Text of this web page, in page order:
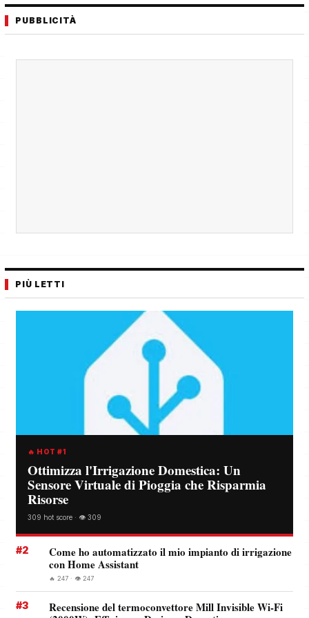
PUBBLICITÀ
PIÙ LETTI
🔥 HOT #1
Ottimizza l'Irrigazione Domestica: Un
Sensore Virtuale di Pioggia che Risparmia
Risorse
309 hot score · 👁️ 309
#2
Come ho automatizzato il mio impianto di irrigazione
con Home Assistant
🔥 247 · 👁️ 247
#3
Recensione del termoconvettore Mill Invisible Wi-Fi